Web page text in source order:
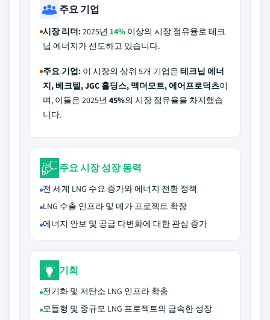
주요 기업
시장 리더:2025년 14% 이상의 시장 점유율로 테크
닙 에너지가 선도하고 있습니다.
주요 기업: 이 시장의 상위 5개 기업은 테크닙 에너
지, 베크텔, JGC 홀딩스, 맥더모트, 에어프로덕츠이
며, 이들은 2025년 45%의 시장 점유율을 차지했습
니다.
주요 시장 성장 동력
전 세계 LNG 수요 증가와 에너지 전환 정책
LNG 수출 인프라 및 메가 프로젝트 확장
에너지 안보 및 공급 다변화에 대한 관심 증가
기회
전기화 및 저탄소 LNG 인프라 확충
모듈형 및 중규모 LNG 프로젝트의 급속한 성장